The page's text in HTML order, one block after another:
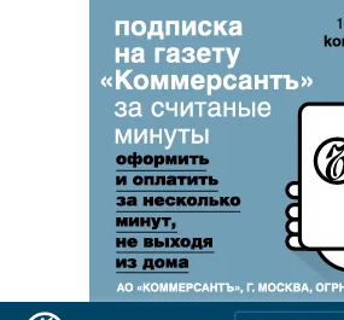
Реклама в «Ъ»